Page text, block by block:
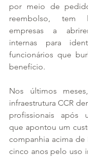
por meio de
reembolso, tem
empresas a
internas para
funcionários que
benefício.
Nos últimos
infraestrutura CCR
profissionais após
que apontou um
companhia acima de
cinco anos pelo uso